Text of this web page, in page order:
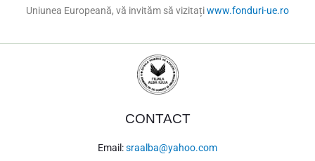
Uniunea Europeană, vă invităm să vizitațiwww.fonduri-ue.ro
CONTACT
Email:sraalba@yahoo.com